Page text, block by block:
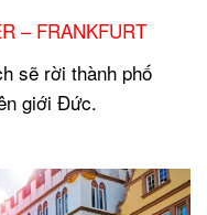
– FRANKFURT
sẽ rời thành phố
giới Đức.